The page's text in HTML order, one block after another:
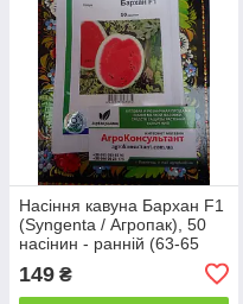
Насіння кавуна Бархан F1
(Syngenta / Агропак), 50
насінин - ранній (63-65
дні) гібрид типу Кримсон
Світ
149 ₴